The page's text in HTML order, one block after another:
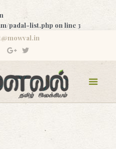
padal-list.php on line 3